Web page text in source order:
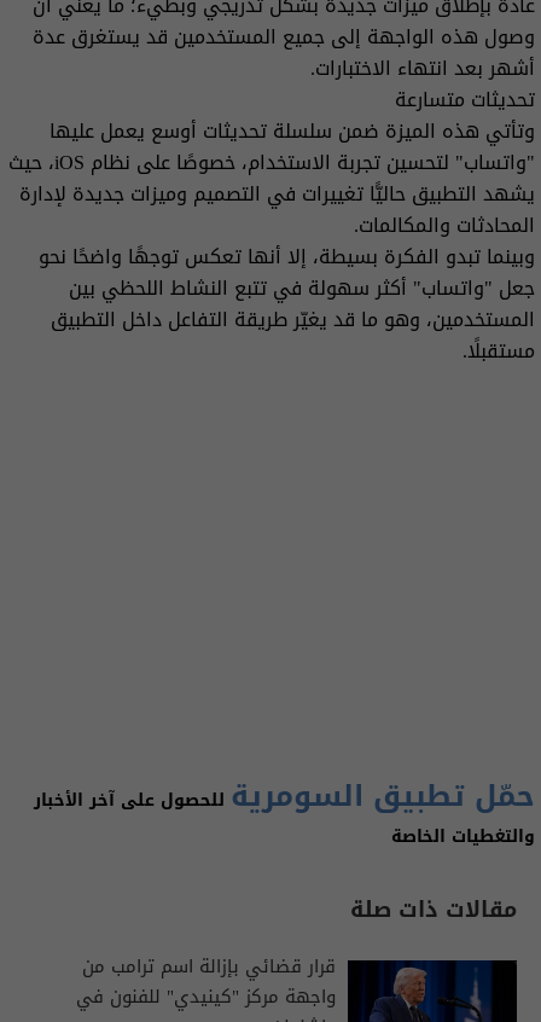
وصول هذه الواجهة إلى جميع المستخدمين قد يستغرق عدة
أشهر بعد انتهاء الاختبارات.
تحديثات متسارعة
وتأتي هذه الميزة ضمن سلسلة تحديثات أوسع يعمل عليها
"واتساب" لتحسين تجربة الاستخدام، خصوصًا على نظام iOS، حيث
يشهد التطبيق حاليًّا تغييرات في التصميم وميزات جديدة لإدارة
المحادثات والمكالمات.
وبينما تبدو الفكرة بسيطة، إلا أنها تعكس توجهًا واضحًا نحو
جعل "واتساب" أكثر سهولة في تتبع النشاط اللحظي بين
المستخدمين، وهو ما قد يغيّر طريقة التفاعل داخل التطبيق
مستقبلًا.
حمّل تطبيق السومرية للحصول على آخر الأخبار
والتغطيات الخاصة
مقالات ذات صلة
قرار قضائي بإزالة اسم ترامب من
واجهة مركز "كينيدي" للفنون في